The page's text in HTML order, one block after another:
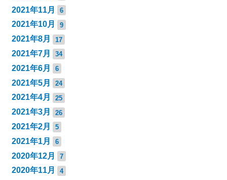
2021年11月 6
2021年10月 9
2021年8月 17
2021年7月 34
2021年6月 6
2021年5月 24
2021年4月 25
2021年3月 26
2021年2月 5
2021年1月 6
2020年12月 7
2020年11月 4